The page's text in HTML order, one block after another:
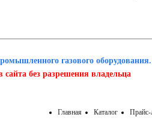
газового оборудования.
без разрешения владельца
Главная Каталог Прайс-